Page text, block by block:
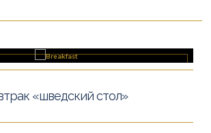
«шведский стол»